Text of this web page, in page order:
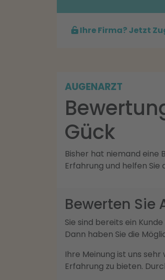
Ihre Firma? Jetzt
AUGENARZT
Gück
Bisher hat niemand eine
Erfahrung und helfen Sie
Bewerten Sie
Sie sind bereits ein
Dann haben Sie die
Ihre Meinung ist uns
Erfahrung zu bieten.